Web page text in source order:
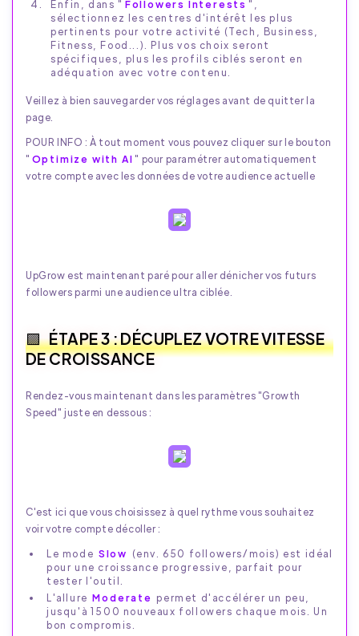
Enfin, dans " Followers Interests ",
sélectionnez les centres d'intérêt les plus
pertinents pour votre activité (Tech, Business,
Fitness, Food...). Plus vos choix seront
spécifiques, plus les profils ciblés seront en
adéquation avec votre contenu.
Veillez à bien sauvegarder vos réglages avant de quitter la
page.
POUR INFO : À tout moment vous pouvez cliquer sur le bouton
" Optimize with AI " pour paramétrer automatiquement
votre compte avec les données de votre audience actuelle
UpGrow est maintenant paré pour aller dénicher vos futurs
followers parmi une audience ultra ciblée.
ÉTAPE 3 : DÉCUPLEZ VOTRE VITESSE
DE CROISSANCE
Rendez-vous maintenant dans les paramètres "Growth
Speed" juste en dessous :
C'est ici que vous choisissez à quel rythme vous souhaitez
voir votre compte décoller :
Le mode Slow (env. 650 followers/mois) est idéal
pour une croissance progressive, parfait pour
tester l'outil.
L'allure Moderate permet d'accélérer un peu,
jusqu'à 1500 nouveaux followers chaque mois. Un
bon compromis.